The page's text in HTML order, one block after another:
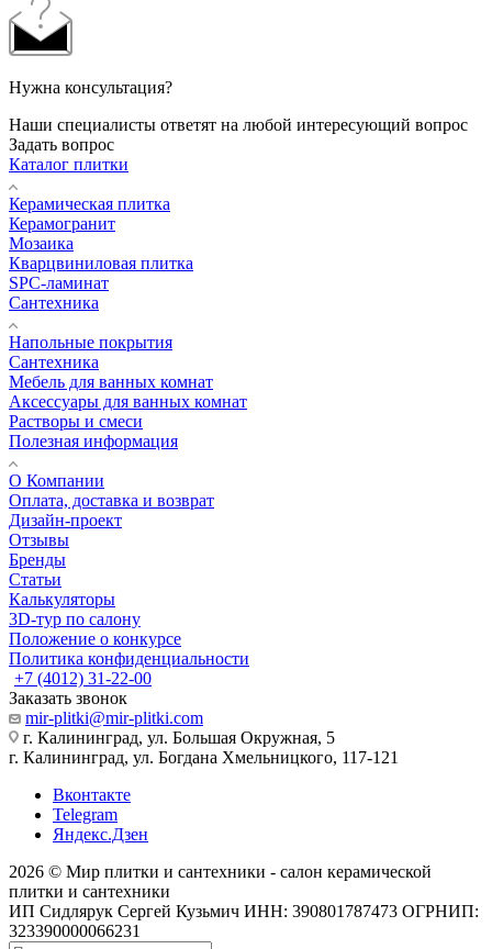
Нужна консультация?
Наши специалисты ответят на любой интересующий вопрос
Задать вопрос
Каталог плитки
Керамическая плитка
Керамогранит
Мозаика
Кварцвиниловая плитка
SPC-ламинат
Сантехника
Напольные покрытия
Сантехника
Мебель для ванных комнат
Аксессуары для ванных комнат
Растворы и смеси
Полезная информация
О Компании
Оплата, доставка и возврат
Дизайн-проект
Отзывы
Бренды
Статьи
Калькуляторы
3D-тур по салону
Положение о конкурсе
Политика конфиденциальности
+7 (4012) 31-22-00
Заказать звонок
mir-plitki@mir-plitki.com
г. Калининград, ул. Большая Окружная, 5
г. Калининград, ул. Богдана Хмельницкого, 117-121
Вконтакте
Telegram
Яндекс.Дзен
2026 © Мир плитки и сантехники - салон керамической
плитки и сантехники
ИП Сидлярук Сергей Кузьмич ИНН: 390801787473 ОГРНИП:
323390000066231